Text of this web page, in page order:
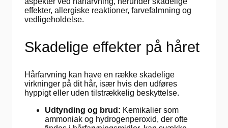
effekter, allergiske reaktioner, farvefalmning og
vedligeholdelse.
Skadelige effekter på håret
Hårfarvning kan have en række skadelige
virkninger på dit hår, især hvis den udføres
hyppigt eller uden tilstrækkelig beskyttelse.
Udtynding og brud: Kemikalier som
ammoniak og hydrogenperoxid, der ofte